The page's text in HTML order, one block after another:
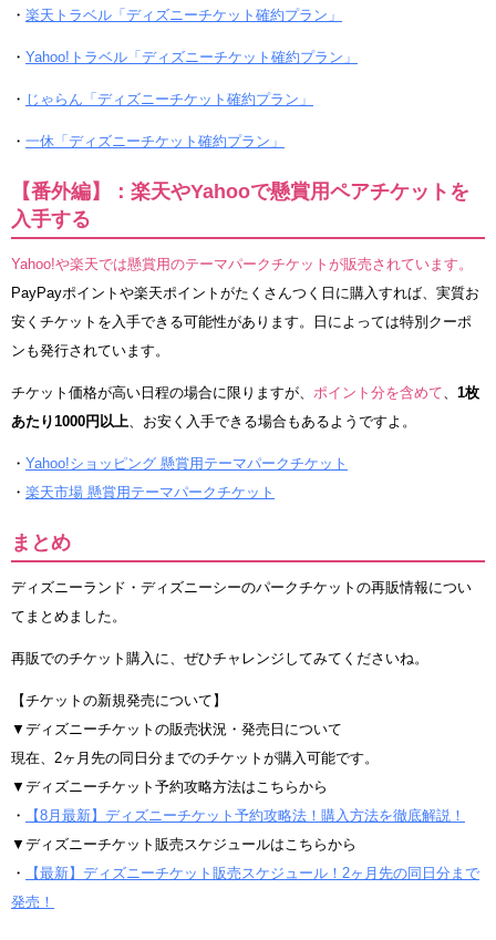
・ 楽天トラベル「ディズニーチケット確約プラン」
・ Yahoo!トラベル「ディズニーチケット確約プラン」
・ じゃらん「ディズニーチケット確約プラン」
・ 一休「ディズニーチケット確約プラン」
【番外編】：楽天やYahooで懸賞用ペアチケットを
入手する
Yahoo!や楽天では懸賞用のテーマパークチケットが販売されています。
PayPayポイントや楽天ポイントがたくさんつく日に購入すれば、実質お
安くチケットを入手できる可能性があります。日によっては特別クーポ
ンも発行されています。
チケット価格が高い日程の場合に限りますが、 ポイント分を含めて、 1枚
あたり1000円以上、お安く入手できる場合もあるようですよ。
・ Yahoo!ショッピング 懸賞用テーマパークチケット
・ 楽天市場 懸賞用テーマパークチケット
まとめ
ディズニーランド・ディズニーシーのパークチケットの再販情報につい
てまとめました。
再販でのチケット購入に、ぜひチャレンジしてみてくださいね。
【チケットの新規発売について】
▼ディズニーチケットの販売状況・発売日について
現在、2ヶ月先の同日分までのチケットが購入可能です。
▼ディズニーチケット予約攻略方法はこちらから
・
【8月最新】ディズニーチケット予約攻略法！購入方法を徹底解説！
▼ディズニーチケット販売スケジュールはこちらから
・
【最新】ディズニーチケット販売スケジュール！2ヶ月先の同日分まで
発売！